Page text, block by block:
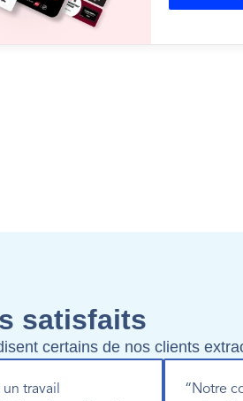
satisfaits
certains de nos clients
travail
“Notre